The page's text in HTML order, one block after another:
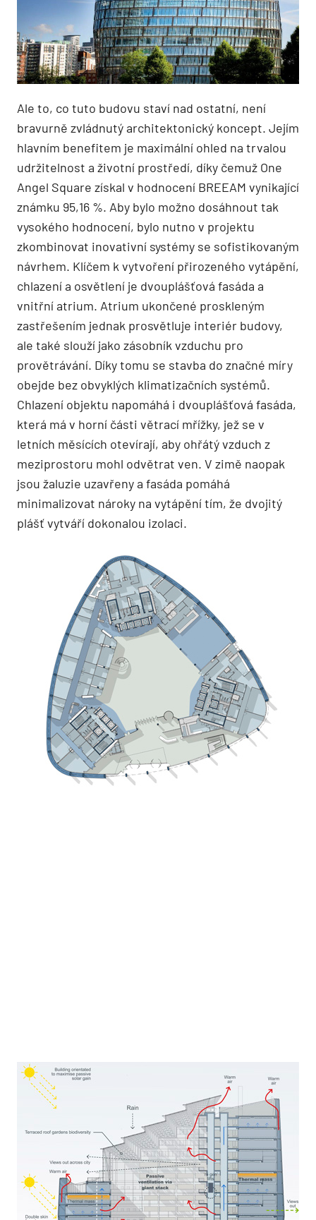
Ale to, co tuto budovu staví nad ostatní, není
bravurně zvládnutý architektonický koncept. Jejím
hlavním benefitem je maximální ohled na trvalou
udržitelnost a životní prostředí, díky čemuž One
Angel Square získal v hodnocení BREEAM vynikající
známku 95,16 %. Aby bylo možno dosáhnout tak
vysokého hodnocení, bylo nutno v projektu
zkombinovat inovativní systémy se sofistikovaným
návrhem. Klíčem k vytvoření přirozeného vytápění,
chlazení a osvětlení je dvouplášťová fasáda a
vnitřní atrium. Atrium ukončené proskleným
zastřešením jednak prosvětluje interiér budovy,
ale také slouží jako zásobník vzduchu pro
provětrávání. Díky tomu se stavba do značné míry
obejde bez obvyklých klimatizačních systémů.
Chlazení objektu napomáhá i dvouplášťová fasáda,
která má v horní části větrací mřížky, jež se v
letních měsících otevírají, aby ohřátý vzduch z
meziprostoru mohl odvětrat ven. V zimě naopak
jsou žaluzie uzavřeny a fasáda pomáhá
minimalizovat nároky na vytápění tím, že dvojitý
plášť vytváří dokonalou izolaci.